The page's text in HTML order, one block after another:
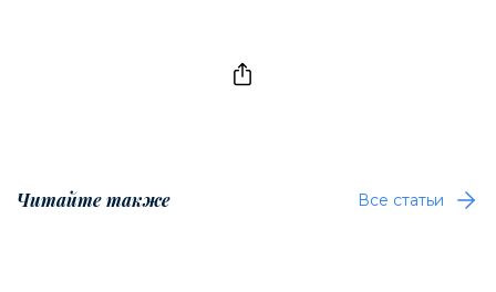
Читайте также Все статьи